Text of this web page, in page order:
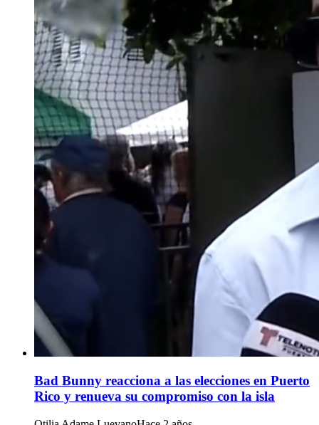
Bad Bunny reacciona a las elecciones en Puerto
Rico y renueva su compromiso con la isla